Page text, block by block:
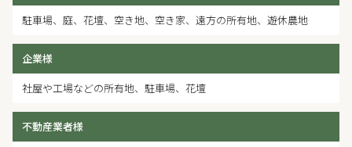
駐車場、庭、花壇、空き地、空き家、遠方の所有地、遊休農地
企業様
社屋や工場などの所有地、駐車場、花壇
不動産業者様